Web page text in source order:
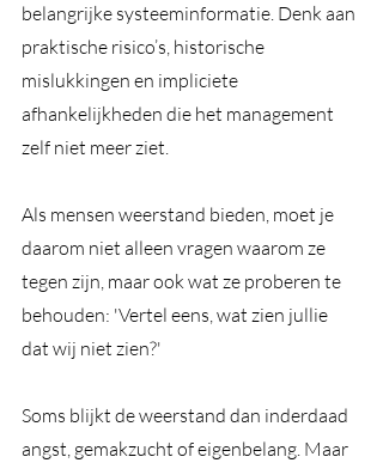
belangrijke systeeminformatie. Denk aan
praktische risico’s, historische
mislukkingen en impliciete
afhankelijkheden die het management
zelf niet meer ziet.
Als mensen weerstand bieden, moet je
daarom niet alleen vragen waarom ze
tegen zijn, maar ook wat ze proberen te
behouden: 'Vertel eens, wat zien jullie
dat wij niet zien?'
Soms blijkt de weerstand dan inderdaad
angst, gemakzucht of eigenbelang. Maar